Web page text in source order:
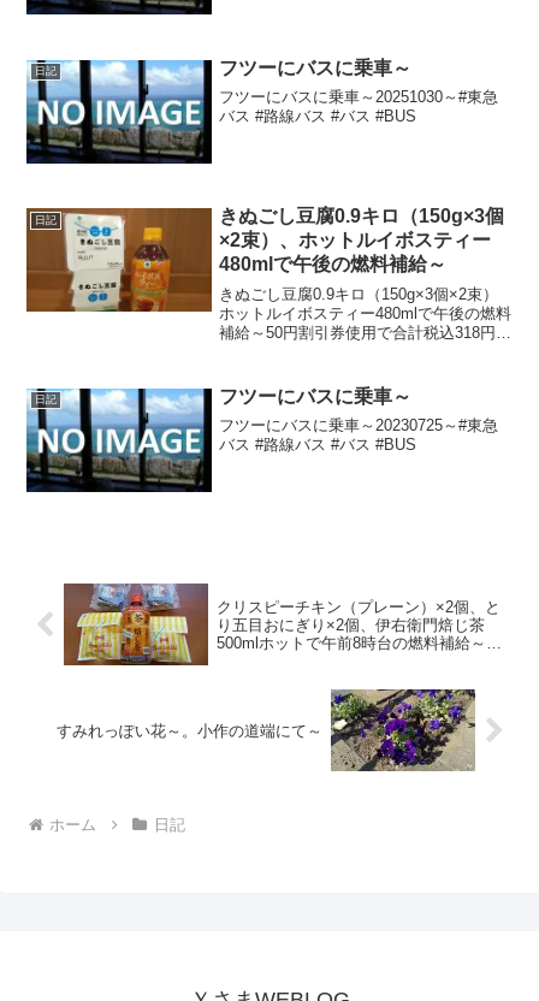
日記 フツーにバスに乗車～
フツーにバスに乗車～20251030～#東急
バス #路線バス #バス #BUS
日記
きぬごし豆腐0.9キロ（150g×3個
×2束）、ホットルイボスティー
480mlで午後の燃料補給～
きぬごし豆腐0.9キロ（150g×3個×2束）
ホットルイボスティー480mlで午後の燃料
補給～50円割引券使用で合計税込318円な
ー
日記 フツーにバスに乗車～
フツーにバスに乗車～20230725～#東急
バス #路線バス #バス #BUS
クリスピーチキン（プレーン）×2個、と
り五目おにぎり×2個、伊右衛門焙じ茶
500mlホットで午前8時台の燃料補給～。
すみれっぽい花～。小作の道端にて～
ホーム 日記